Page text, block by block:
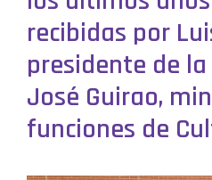
recibidas por
presidente de la
José Guirao,
funciones de